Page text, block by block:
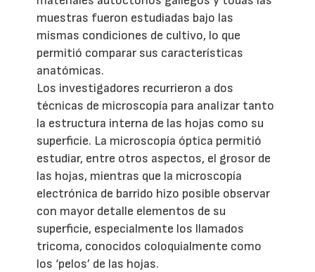
muestras fueron estudiadas bajo las
mismas condiciones de cultivo, lo que
permitió comparar sus características
anatómicas.
Los investigadores recurrieron a dos
técnicas de microscopía para analizar tanto
la estructura interna de las hojas como su
superficie. La microscopía óptica permitió
estudiar, entre otros aspectos, el grosor de
las hojas, mientras que la microscopía
electrónica de barrido hizo posible observar
con mayor detalle elementos de su
superficie, especialmente los llamados
tricoma, conocidos coloquialmente como
los ‘pelos’ de las hojas.